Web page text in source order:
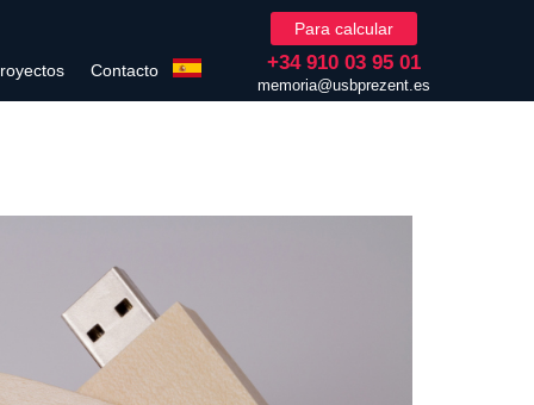
Contacto
Para calcular
+34 910 03 95 01
memoria@usbprezent.es